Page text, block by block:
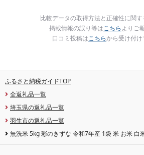
比較データの取得方法と正確性に関す
掲載情報の誤り等はこちらよりご
口コミ投稿はこちらから受け付
ふるさと納税ガイドTOP
全返礼品一覧
埼玉県の返礼品一覧
羽生市の返礼品一覧
無洗米 5kg 彩のきずな 令和7年産 1袋 米 お米 白